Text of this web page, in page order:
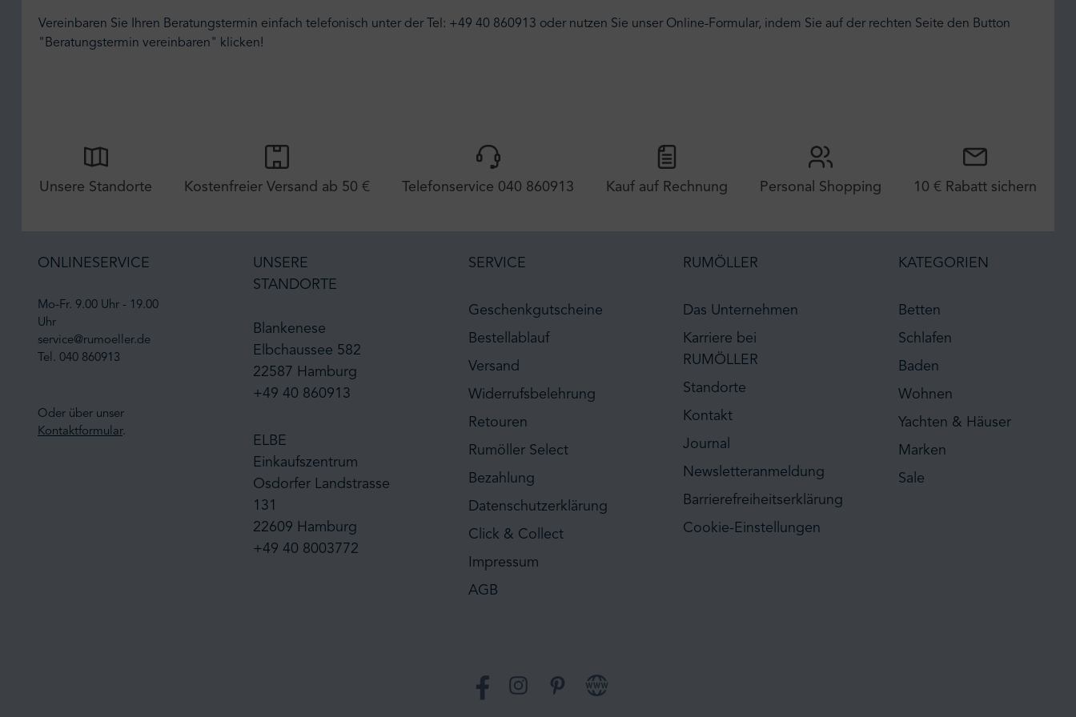
Vereinbaren Sie Ihren Beratungstermin einfach telefonisch unter der Tel: +49 40 860913 oder nutzen Sie unser Online-Formular, indem Sie auf der rechten Seite den Button
"Beratungstermin vereinbaren" klicken!
Unsere Standorte Kostenfreier Versand ab 50 € Telefonservice 040 860913 Kauf auf Rechnung Personal Shopping 10 € Rabatt sichern
ONLINESERVICE
Mo-Fr. 9.00 Uhr - 19.00
Uhr
service@rumoeller.de
Tel. 040 860913
Oder über unser
Kontaktformular.
UNSERE
STANDORTE
Blankenese
Elbchaussee 582
22587 Hamburg
+49 40 860913
ELBE
Einkaufszentrum
Osdorfer Landstrasse
131
22609 Hamburg
+49 40 8003772
SERVICE
Geschenkgutscheine
Bestellablauf
Versand
Widerrufsbelehrung
Retouren
Rumöller Select
Bezahlung
Datenschutzerklärung
Click & Collect
Impressum
AGB
RUMÖLLER
Das Unternehmen
Karriere bei
RUMÖLLER
Standorte
Kontakt
Journal
Newsletteranmeldung
Barrierefreiheitserklärung
Cookie-Einstellungen
KATEGORIEN
Betten
Schlafen
Baden
Wohnen
Yachten & Häuser
Marken
Sale
FacebookInstagramPinterest Website